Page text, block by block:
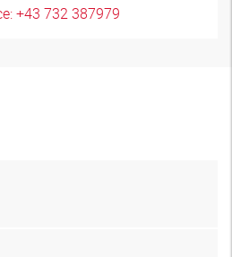
+43 732 387979